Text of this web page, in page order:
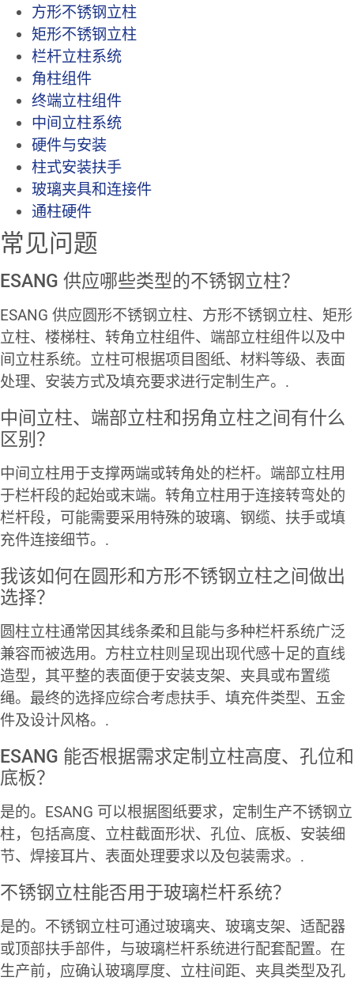
方形不锈钢立柱
矩形不锈钢立柱
栏杆立柱系统
角柱组件
终端立柱组件
中间立柱系统
硬件与安装
柱式安装扶手
玻璃夹具和连接件
通柱硬件
常见问题
ESANG 供应哪些类型的不锈钢立柱？
ESANG 供应圆形不锈钢立柱、方形不锈钢立柱、矩形
立柱、楼梯柱、转角立柱组件、端部立柱组件以及中
间立柱系统。立柱可根据项目图纸、材料等级、表面
处理、安装方式及填充要求进行定制生产。.
中间立柱、端部立柱和拐角立柱之间有什么
区别？
中间立柱用于支撑两端或转角处的栏杆。端部立柱用
于栏杆段的起始或末端。转角立柱用于连接转弯处的
栏杆段，可能需要采用特殊的玻璃、钢缆、扶手或填
充件连接细节。.
我该如何在圆形和方形不锈钢立柱之间做出
选择？
圆柱立柱通常因其线条柔和且能与多种栏杆系统广泛
兼容而被选用。方柱立柱则呈现出现代感十足的直线
造型，其平整的表面便于安装支架、夹具或布置缆
绳。最终的选择应综合考虑扶手、填充件类型、五金
件及设计风格。.
ESANG 能否根据需求定制立柱高度、孔位和
底板？
是的。ESANG 可以根据图纸要求，定制生产不锈钢立
柱，包括高度、立柱截面形状、孔位、底板、安装细
节、焊接耳片、表面处理要求以及包装需求。.
不锈钢立柱能否用于玻璃栏杆系统？
是的。不锈钢立柱可通过玻璃夹、玻璃支架、适配器
或顶部扶手部件，与玻璃栏杆系统进行配套配置。在
生产前，应确认玻璃厚度、立柱间距、夹具类型及孔